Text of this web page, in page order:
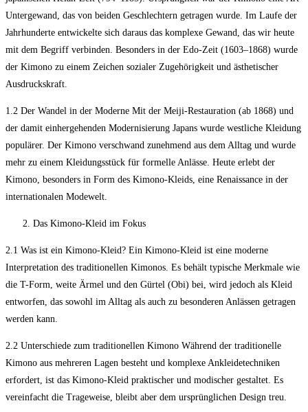
Untergewand, das von beiden Geschlechtern getragen wurde. Im Laufe der
Jahrhunderte entwickelte sich daraus das komplexe Gewand, das wir heute
mit dem Begriff verbinden. Besonders in der Edo-Zeit (1603–1868) wurde
der Kimono zu einem Zeichen sozialer Zugehörigkeit und ästhetischer
Ausdruckskraft.
1.2 Der Wandel in der Moderne Mit der Meiji-Restauration (ab 1868) und
der damit einhergehenden Modernisierung Japans wurde westliche Kleidung
populärer. Der Kimono verschwand zunehmend aus dem Alltag und wurde
mehr zu einem Kleidungsstück für formelle Anlässe. Heute erlebt der
Kimono, besonders in Form des Kimono-Kleids, eine Renaissance in der
internationalen Modewelt.
Das Kimono-Kleid im Fokus
2.1 Was ist ein Kimono-Kleid? Ein Kimono-Kleid ist eine moderne
Interpretation des traditionellen Kimonos. Es behält typische Merkmale wie
die T-Form, weite Ärmel und den Gürtel (Obi) bei, wird jedoch als Kleid
entworfen, das sowohl im Alltag als auch zu besonderen Anlässen getragen
werden kann.
2.2 Unterschiede zum traditionellen Kimono Während der traditionelle
Kimono aus mehreren Lagen besteht und komplexe Ankleidetechniken
erfordert, ist das Kimono-Kleid praktischer und modischer gestaltet. Es
vereinfacht die Trageweise, bleibt aber dem ursprünglichen Design treu.